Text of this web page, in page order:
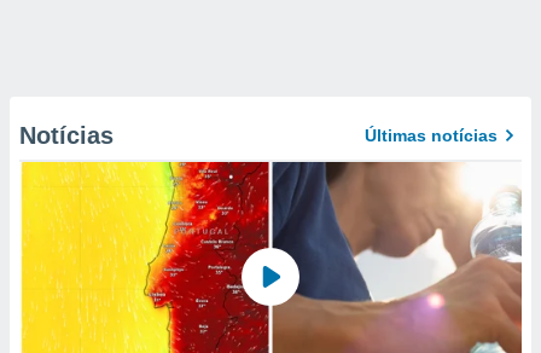
Notícias Últimas notícias